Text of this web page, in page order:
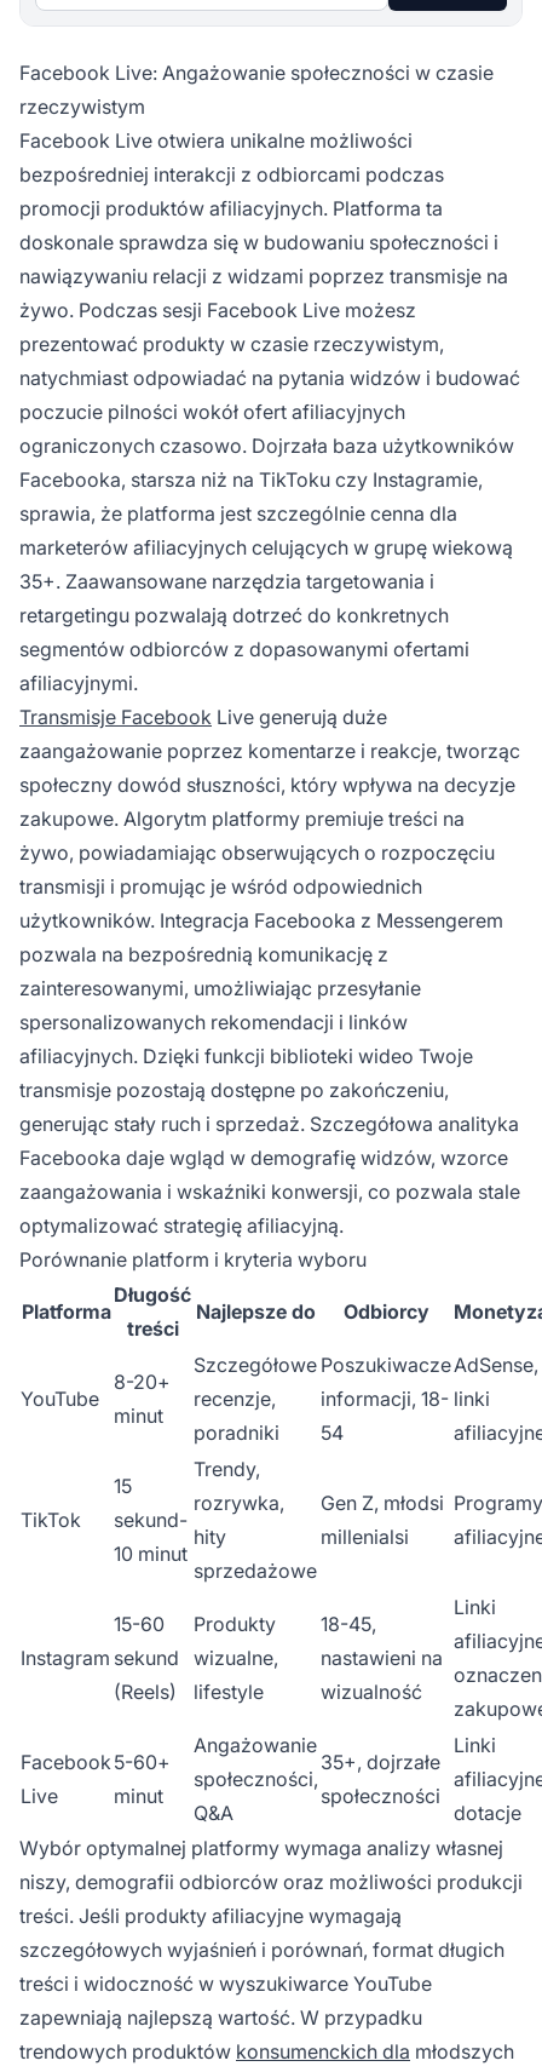
Facebook Live: Angażowanie społeczności w czasie
rzeczywistym
Facebook Live otwiera unikalne możliwości
bezpośredniej interakcji z odbiorcami podczas
promocji produktów afiliacyjnych. Platforma ta
doskonale sprawdza się w budowaniu społeczności i
nawiązywaniu relacji z widzami poprzez transmisje na
żywo. Podczas sesji Facebook Live możesz
prezentować produkty w czasie rzeczywistym,
natychmiast odpowiadać na pytania widzów i budować
poczucie pilności wokół ofert afiliacyjnych
ograniczonych czasowo. Dojrzała baza użytkowników
Facebooka, starsza niż na TikToku czy Instagramie,
sprawia, że platforma jest szczególnie cenna dla
marketerów afiliacyjnych celujących w grupę wiekową
35+. Zaawansowane narzędzia targetowania i
retargetingu pozwalają dotrzeć do konkretnych
segmentów odbiorców z dopasowanymi ofertami
afiliacyjnymi.
Transmisje Facebook Live generują duże
zaangażowanie poprzez komentarze i reakcje, tworząc
społeczny dowód słuszności, który wpływa na decyzje
zakupowe. Algorytm platformy premiuje treści na
żywo, powiadamiając obserwujących o rozpoczęciu
transmisji i promując je wśród odpowiednich
użytkowników. Integracja Facebooka z Messengerem
pozwala na bezpośrednią komunikację z
zainteresowanymi, umożliwiając przesyłanie
spersonalizowanych rekomendacji i linków
afiliacyjnych. Dzięki funkcji biblioteki wideo Twoje
transmisje pozostają dostępne po zakończeniu,
generując stały ruch i sprzedaż. Szczegółowa analityka
Facebooka daje wgląd w demografię widzów, wzorce
zaangażowania i wskaźniki konwersji, co pozwala stale
optymalizować strategię afiliacyjną.
Porównanie platform i kryteria wyboru
Platforma
Długość
treści
Najlepsze do Odbiorcy
YouTube
8-20+
minut
Szczegółowe
recenzje,
poradniki
Poszukiwacze
informacji, 18-
54
AdSense,
linki
TikTok
15
sekund-
10 minut
Trendy,
rozrywka,
hity
sprzedażowe
Gen Z, młodsi
millenialsi
Programy
Instagram
15-60
sekund
(Reels)
Produkty
wizualne,
lifestyle
18-45,
nastawieni na
wizualność
Linki
Facebook
Live
5-60+
minut
Angażowanie
społeczności,
Q&A
35+, dojrzałe
społeczności
Linki
dotacje
Wybór optymalnej platformy wymaga analizy własnej
niszy, demografii odbiorców oraz możliwości produkcji
treści. Jeśli produkty afiliacyjne wymagają
szczegółowych wyjaśnień i porównań, format długich
treści i widoczność w wyszukiwarce YouTube
zapewniają najlepszą wartość. W przypadku
trendowych produktów konsumenckich dla młodszych